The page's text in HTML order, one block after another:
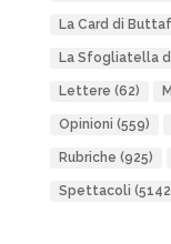
La Card di
La Sfogliatella
Lettere (62)
Opinioni (559)
Rubriche (925)
Spettacoli